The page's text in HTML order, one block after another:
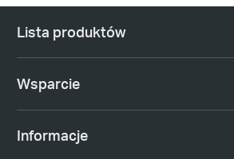
Lista produktów
Wsparcie
Informacje